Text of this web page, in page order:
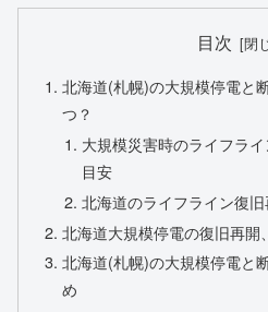
目次
北海道(札幌)の大規模停電と
つ？
大規模災害時のライフラ
目安
北海道のライフライン復
北海道大規模停電の復旧再開
北海道(札幌)の大規模停電と
め